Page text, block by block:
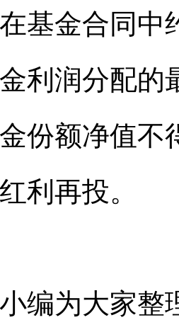
基金合同中
利润分配的
份额净值不
利再投。
编为大家整